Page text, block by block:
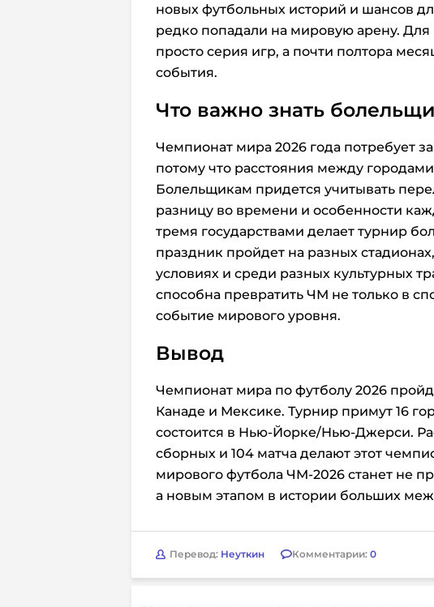
новых футбольных историй и шансов
редко попадали на мировую арену.
просто серия игр, а почти полтора
события.
Что важно знать
Чемпионат мира 2026 года потребует
потому что расстояния между
Болельщикам придется учитывать
разницу во времени и особенности
тремя государствами делает турнир
праздник пройдет на разных
условиях и среди разных культурных
способна превратить ЧМ не только в
событие мирового уровня.
Вывод
Чемпионат мира по футболу 2026
Канаде и Мексике. Турнир примут 16
состоится в Нью-Йорке/Нью-Джерси.
сборных и 104 матча делают этот
мирового футбола ЧМ-2026 станет не
а новым этапом в истории больших
Перевод: Неуткин Комментарии: 0